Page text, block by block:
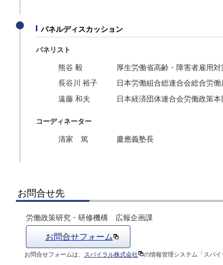
パネルディスカッション
パネリスト
熊谷 毅
厚生労働省高齢・障害者雇用対
長谷川 裕子
日本労働組合総連合会総合労働
遠藤 和夫
日本経済団体連合会労働政策本
コーディネーター
清家 篤 慶應義塾長
お問合せ先
労働政策研究・研修機構 広報企画課
お問合せフォーム
お問合せフォームは、 スパイラル株式会社 の情報管理システム「スパ